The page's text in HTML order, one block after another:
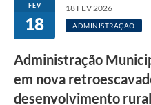
FEV
18
18 FEV 2026
ADMINISTRAÇÃO
Administração
em nova
desenvolvimento rural